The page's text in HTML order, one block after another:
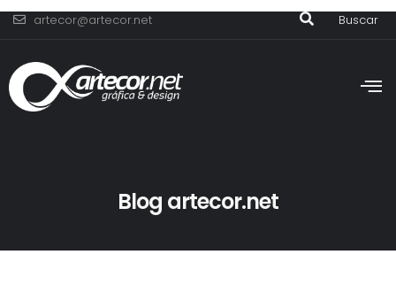
artecor@artecor.net Buscar
Blog artecor.net